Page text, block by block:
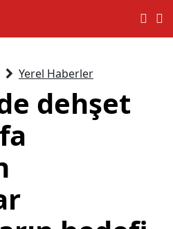
Yerel Haberler
dehşet